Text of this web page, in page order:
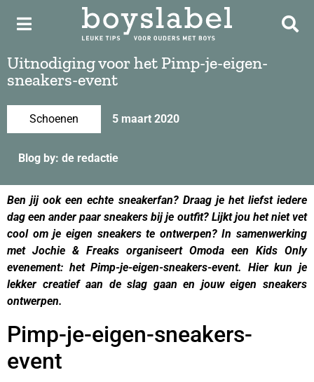
Uitnodiging voor het Pimp-je-eigen-
sneakers-event
Schoenen 5 maart 2020
Blog by: de redactie
Ben jij ook een echte sneakerfan? Draag je het liefst iedere
dag een ander paar sneakers bij je outfit? Lijkt jou het niet vet
cool om je eigen sneakers te ontwerpen? In samenwerking
met Jochie & Freaks organiseert Omoda een Kids Only
evenement: hetPimp-je-eigen-sneakers-event. Hier kun je
lekker creatief aan de slag gaan en jouw eigen sneakers
ontwerpen.
Pimp-je-eigen-sneakers-
event